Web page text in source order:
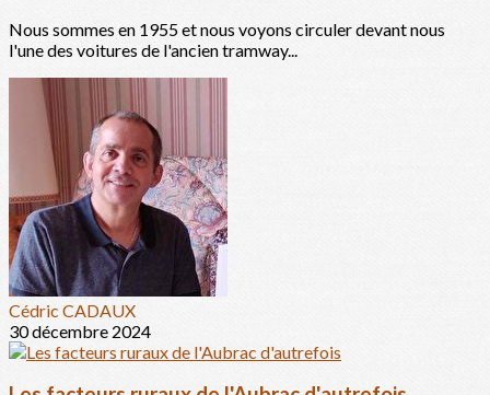
Nous sommes en 1955 et nous voyons circuler devant nous
l'une des voitures de l'ancien tramway...
Cédric CADAUX
30 décembre 2024